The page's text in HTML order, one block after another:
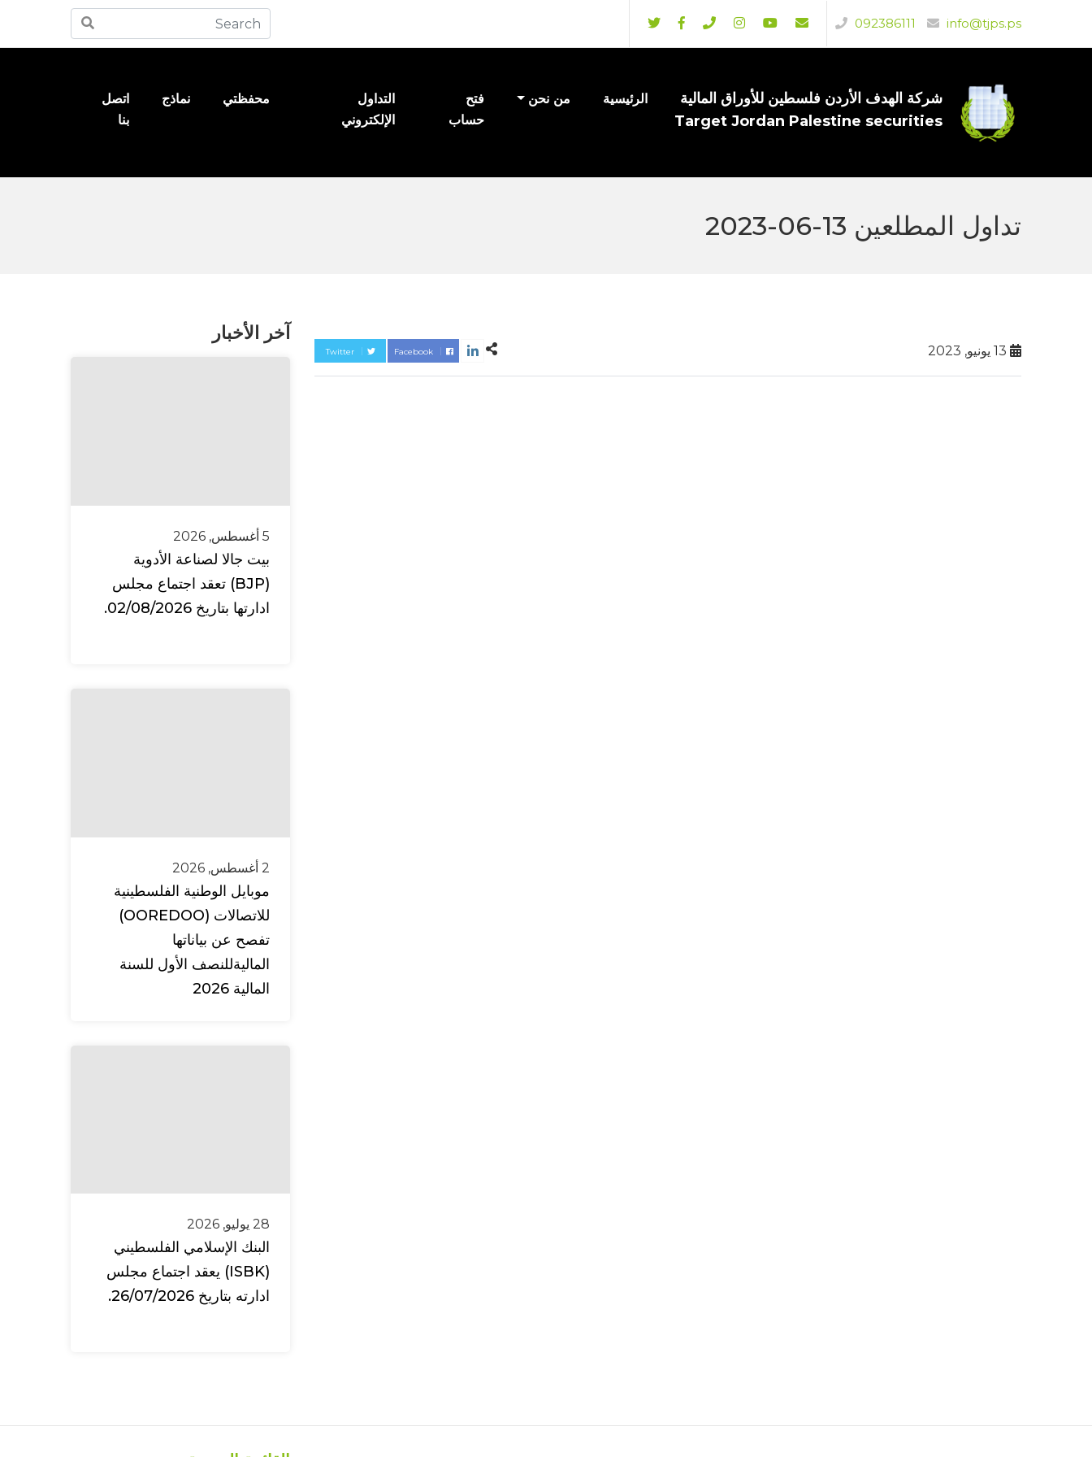
info@tjps.ps
092386111
شركة الهدف الأردن فلسطين للأوراق المالية
Target Jordan Palestine securities
الرئيسية من نحن
فتح
حساب
التداول
الإلكتروني
محفظتي نماذج
اتصل
بنا
تداول المطلعين 13-06-2023
Twitter Facebook
آخر الأخبار
5 أغسطس, 2026
بيت جالا لصناعة الأدوية
(BJP) تعقد اجتماع مجلس
ادارتها بتاريخ 02/08/2026.
2 أغسطس, 2026
موبايل الوطنية الفلسطينية
للاتصالات (OOREDOO)
تفصح عن بياناتها
الماليةللنصف الأول للسنة
المالية 2026
28 يوليو, 2026
البنك الإسلامي الفلسطيني
(ISBK) يعقد اجتماع مجلس
ادارته بتاريخ 26/07/2026.